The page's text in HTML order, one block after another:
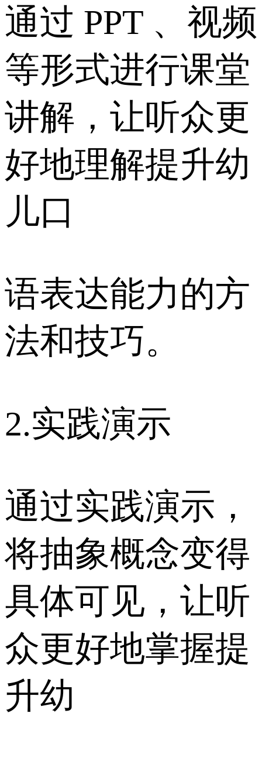
通过 PPT 、视频
等形式进行课堂
讲解，让听众更
好地理解提升幼
儿口
语表达能力的方
法和技巧。
2.实践演示
通过实践演示，
将抽象概念变得
具体可见，让听
众更好地掌握提
升幼